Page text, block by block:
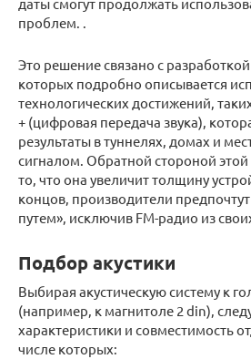
проблем. .
Это решение связано с
которых подробно описывается
технологических достижений,
+ (цифровая передача звука),
результаты в туннелях, домах и
сигналом. Обратной стороной этой
то, что она увеличит толщину
концов, производители
путем», исключив FM-радио из
Подбор акустики
Выбирая акустическую систему к
(например, к магнитоле 2 din),
характеристики и совместимость
числе которых: